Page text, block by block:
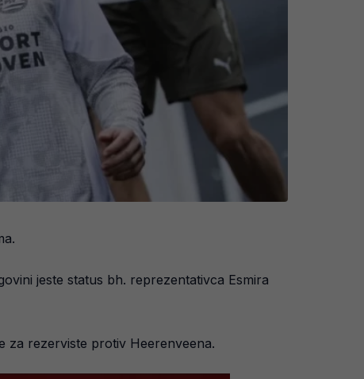
jeste status bh. reprezentativca Esmira
za rezerviste protiv Heerenveena.